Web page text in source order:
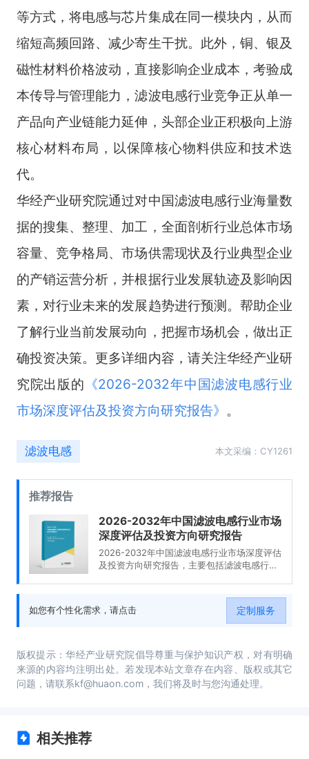
等方式，将电感与芯片集成在同一模块内，从而
缩短高频回路、减少寄生干扰。此外，铜、银及
磁性材料价格波动，直接影响企业成本，考验成
本传导与管理能力，滤波电感行业竞争正从单一
产品向产业链能力延伸，头部企业正积极向上游
核心材料布局，以保障核心物料供应和技术迭
代。
华经产业研究院通过对中国滤波电感行业海量数
据的搜集、整理、加工，全面剖析行业总体市场
容量、竞争格局、市场供需现状及行业典型企业
的产销运营分析，并根据行业发展轨迹及影响因
素，对行业未来的发展趋势进行预测。帮助企业
了解行业当前发展动向，把握市场机会，做出正
确投资决策。更多详细内容，请关注华经产业研
究院出版的 《2026-2032年中国滤波电感行业
市场深度评估及投资方向研究报告》 。
滤波电感 本文采编：CY1261
推荐报告
2026-2032年中国滤波电感行业市场
深度评估及投资方向研究报告
2026-2032年中国滤波电感行业市场深度评估
及投资方向研究报告，主要包括滤波电感行业
如您有个性化需求，请点击 定制服务
版权提示：华经产业研究院倡导尊重与保护知识产权，对有明确
来源的内容均注明出处。若发现本站文章存在内容、版权或其它
问题，请联系kf@huaon.com，我们将及时与您沟通处理。
相关推荐